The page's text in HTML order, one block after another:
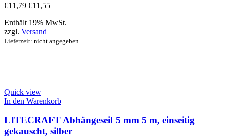
€11,79 €11,55
Enthält 19% MwSt.
zzgl. Versand
Lieferzeit: nicht angegeben
Quick view
In den Warenkorb
LITECRAFT Abhängeseil 5 mm 5 m, einseitig
gekauscht, silber